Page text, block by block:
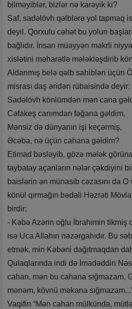
bilməyiblər, bizlər nə karəyik ki?
Saf, sadəlövh qəlblərə yol tapmaq
deyil. Qorxulu cəhət bu yolun
bağlıdır. İnsan müəyyən məkrli
xislətini məharətlə mələkləşdirib
Aldanmış belə qəlb sahibləri üçün
misrası daş əridən rübaisində deyir:
Sadəlövh könlümdən mən cana
Cəfakeş canımdan fəğana gəldim,
Mənsiz də dünyanın işi keçərmiş,
Əcəba, nə üçün cahana gəldim?
Etimad bəsləyib, gözə mələk
taybatay açanların nələr çəkdiyini
baislərin ən münasib cəzasını da
könül qırmağın bədəli Həzrəti
birdir:
- Kəbə Azərin oğlu İbrahimin tikmiş
isə Uca Allahın nəzərgahıdır. Bu
etmək, min Kəbəni dağıtmaqdan
Qulaqlarında indi də İmadəddin
cahan, mən bu cahana sığmazam,
mənəm, kövnü məkana
Vaqifin “Mən cahan mülkündə,